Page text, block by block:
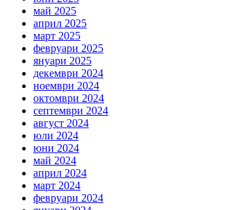
май 2025
април 2025
март 2025
февруари 2025
януари 2025
декември 2024
ноември 2024
октомври 2024
септември 2024
август 2024
юли 2024
юни 2024
май 2024
април 2024
март 2024
февруари 2024